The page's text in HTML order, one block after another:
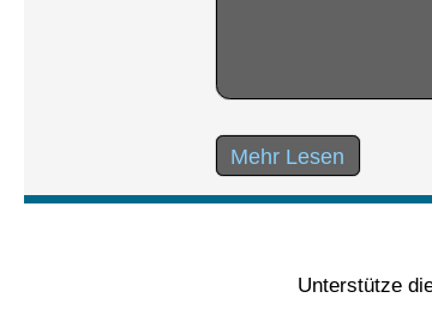
Mehr Lesen
Unterstütze